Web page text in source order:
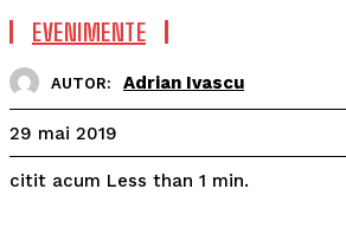
EVENIMENTE
AUTOR: Adrian Ivascu
29 mai 2019
citit acum Less than 1 min.